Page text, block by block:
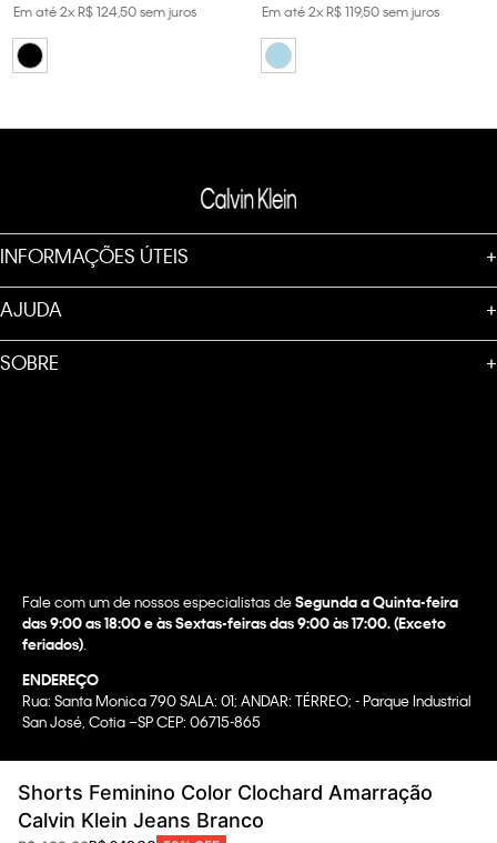
Shorts Feminino Color Clochard Amarração
Calvin Klein Jeans Branco
Em até2xR$12450sem juros
Em até2xR$119,50sem juros
INFORMAÇÕES ÚTEIS +
AJUDA +
SOBRE +
Fale com um de nossos especialistas deSegunda a Quinta-feira
das 9:00 as 18:00 e às Sextas-feiras das 9:00 às 17:00. (Exceto
feriados)
ENDEREÇO
Rua: Santa Monica 790 SALA: 01; ANDAR: TÉRREO; - Parque Industrial
San José, Cotia –SP CEP: 06715-865
WBR INDUSTRIA E COMERCIO DE VESTUARIO LTDA.
CNPJ 07.296.319/0058-90